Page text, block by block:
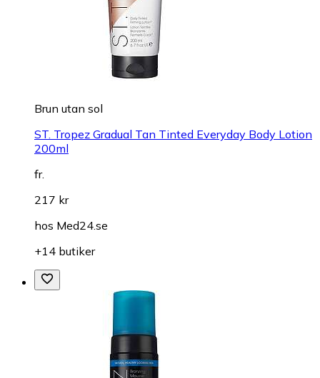
Brun utan sol
ST. Tropez Gradual Tan Tinted Everyday Body Lotion
200ml
fr.
217 kr
hos Med24.se
+14 butiker